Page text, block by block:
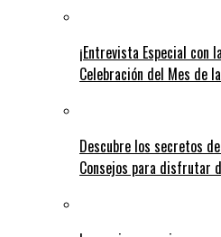
¡Entrevista Especial con
Celebración del Mes de
Descubre los secretos
Consejos para disfrutar